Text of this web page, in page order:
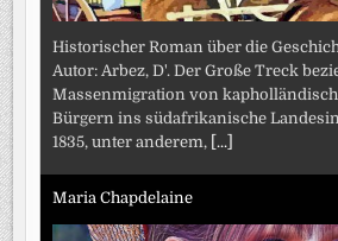
Historischer Roman über die
Autor: Arbez, D'. Der Große Treck
Massenmigration von
Bürgern ins südafrikanische
1835, unter anderem, [...]
Maria Chapdelaine